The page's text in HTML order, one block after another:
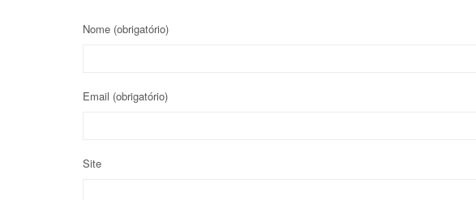
Nome (obrigatório)
Email (obrigatório)
Site